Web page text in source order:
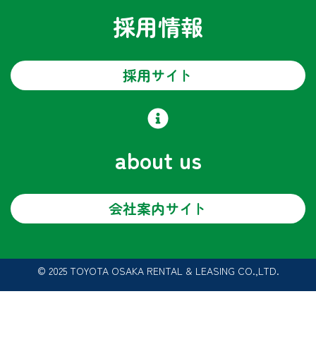
採用情報
採用サイト
about us
会社案内サイト
© 2025 TOYOTA OSAKA RENTAL & LEASING CO.,LTD.